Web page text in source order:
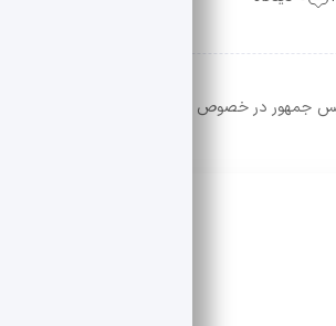
رئیس جمهور در خصوص اصلاح شکل دولت و… می شود.